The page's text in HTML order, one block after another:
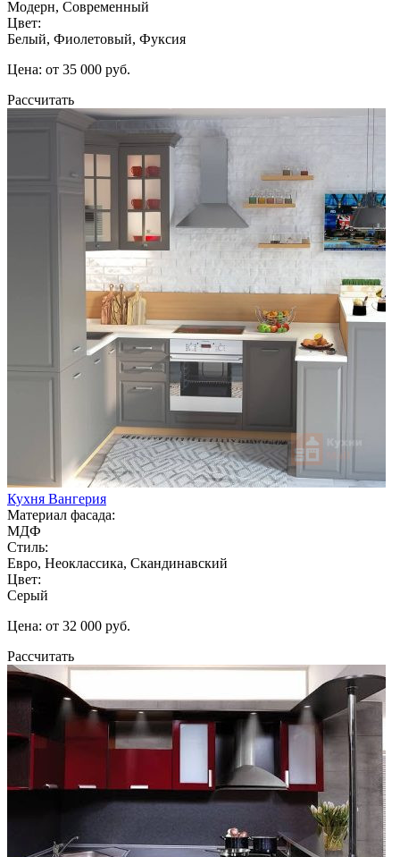
Модерн, Современный
Цвет:
Белый, Фиолетовый, Фуксия
Цена: от 35 000 руб.
Рассчитать
Кухня Вангерия
Материал фасада:
МДФ
Стиль:
Евро, Неоклассика, Скандинавский
Цвет:
Серый
Цена: от 32 000 руб.
Рассчитать